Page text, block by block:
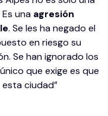
una agresión
. Se les ha negado el
en riesgo su
Se han ignorado los
que exige es que
ciudad”